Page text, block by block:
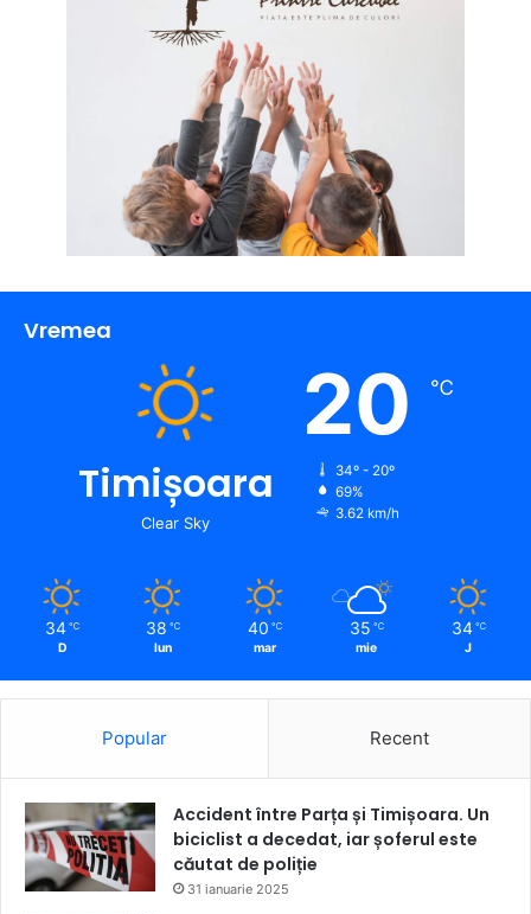
Vremea
Timișoara
Clear Sky
20 ℃
34º - 20º
69%
3.62 km/h
34 ℃
D
38 ℃
lun
40 ℃
mar
35 ℃
mie
34 ℃
J
Popular Recent
Accident între Parța și Timișoara. Un
biciclist a decedat, iar șoferul este
căutat de poliție
31 ianuarie 2025